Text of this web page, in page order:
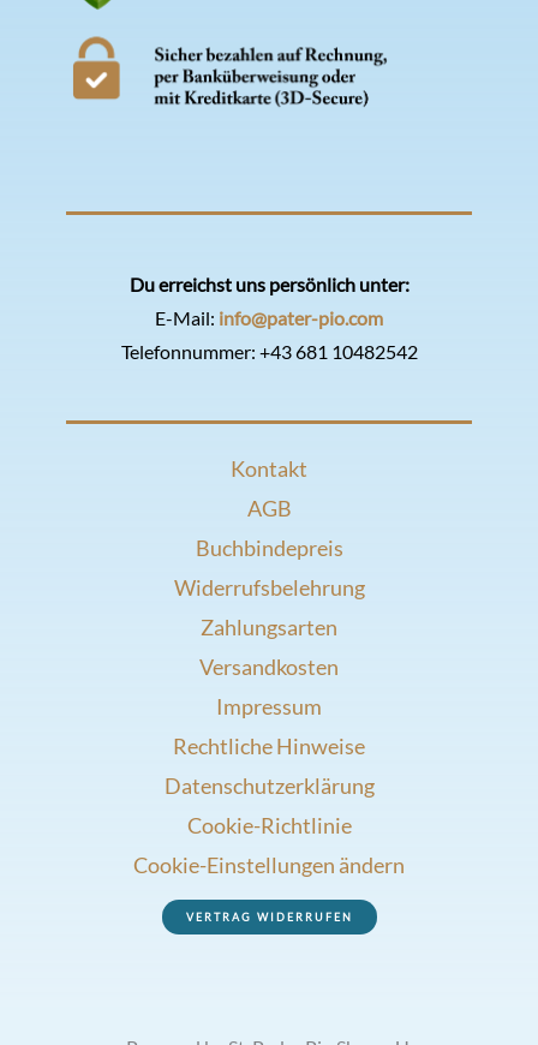
Du erreichst uns persönlich unter:
E-Mail: info@pater-pio.com
Telefonnummer: +43 681 10482542
Kontakt
AGB
Buchbindepreis
Widerrufsbelehrung
Zahlungsarten
Versandkosten
Impressum
Rechtliche Hinweise
Datenschutzerklärung
Cookie-Richtlinie
Cookie-Einstellungen ändern
VERTRAG WIDERRUFEN